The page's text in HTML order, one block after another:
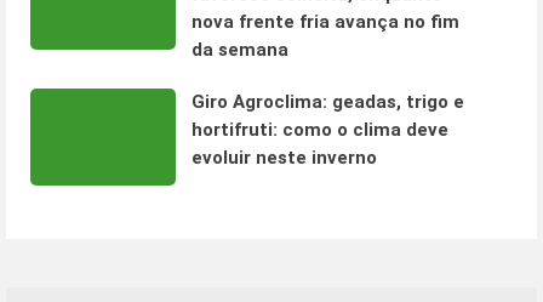
nova frente fria avança no fim
da semana
Giro Agroclima: geadas, trigo e
hortifruti: como o clima deve
evoluir neste inverno